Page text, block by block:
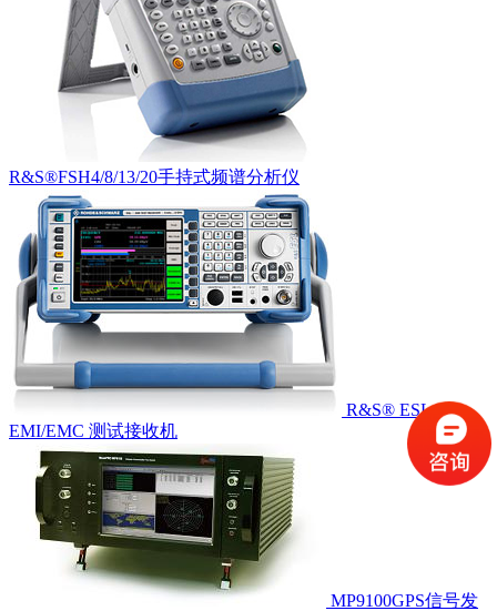
R&S®FSH4/8/13/20手持式频谱分析仪
R&S® ESL
EMI/EMC 测试接收机
MP9100GPS信号发